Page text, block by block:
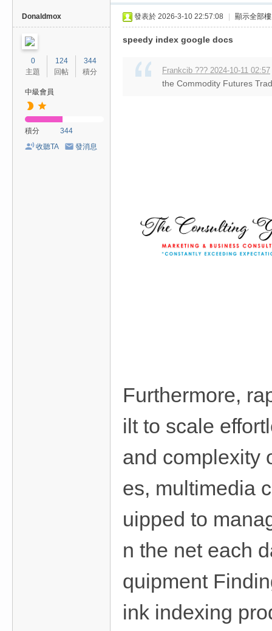
Donaldmox
0
主題
124
回帖
344
積分
中級會員
積分
344
收聽TA
發消息
發表於 2026-3-10 22:57:08 顯示全部
speedy index google docs
Frankcib ??? 2024-10-11 02:57
the Commodity Futures
Furthermore,
ilt to scale
and complexity
es, multimedia
uipped to
n the net each
quipment
ink indexing